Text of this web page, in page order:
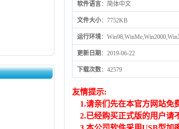
软件语言：简体中文
文件大小：7752KB
运行环境：
更新日期 ：2019-06-22
下载次数：42579
友情提示:
1.请亲们先在本官方网站免
2.已经购买正式版的用户请